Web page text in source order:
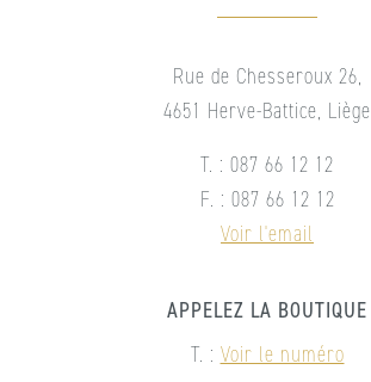
Rue de Chesseroux 26,
4651 Herve-Battice, Liège
T. : 087 66 12 12
F. : 087 66 12 12
Voir l'email
APPELEZ LA BOUTIQUE
T. : Voir le numéro